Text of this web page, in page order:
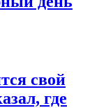
свой
где